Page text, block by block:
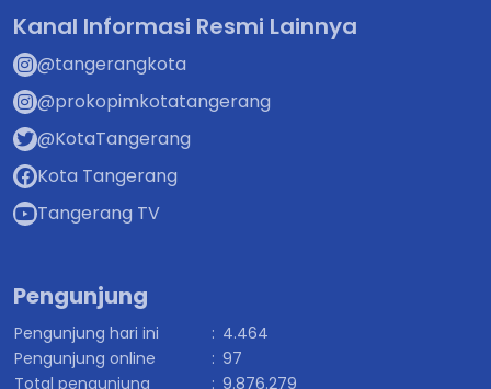
Kanal Informasi Resmi Lainnya
@tangerangkota
@prokopimkotatangerang
@KotaTangerang
Kota Tangerang
Tangerang TV
Pengunjung
Pengunjung hari ini : 4.464
Pengunjung online
: 97
Total pengunjung
: 9.876.279